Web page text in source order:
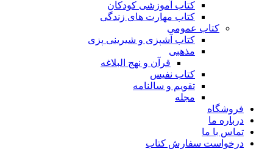
کتاب آموزشی کودکان
کتاب مهارت های زندگی
کتاب عمومی
کتاب آشپزی و شیرینی پزی
مذهبی
قرآن و نهج البلاغه
کتاب نفیس
تقویم و سالنامه
مجله
فروشگاه
درباره ما
تماس با ما
درخواست سفارش کتاب